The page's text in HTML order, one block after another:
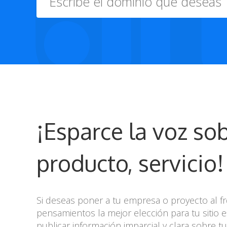
¡Esparce la voz
producto, servicio!
Si deseas poner a tu empresa o proyecto al
pensamientos la mejor elección para tu sitio